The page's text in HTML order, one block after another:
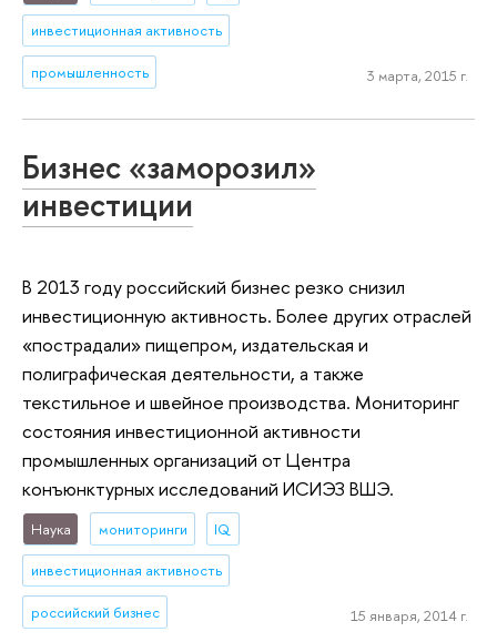
инвестиционная активность
промышленность 3 марта, 2015 г.
Бизнес «заморозил»
инвестиции
В 2013 году российский бизнес резко снизил
инвестиционную активность. Более других отраслей
«пострадали» пищепром, издательская и
полиграфическая деятельности, а также
текстильное и швейное производства. Мониторинг
состояния инвестиционной активности
промышленных организаций от Центра
конъюнктурных исследований ИСИЭЗ ВШЭ.
Наука мониторинги IQ
инвестиционная активность
российский бизнес 15 января, 2014 г.